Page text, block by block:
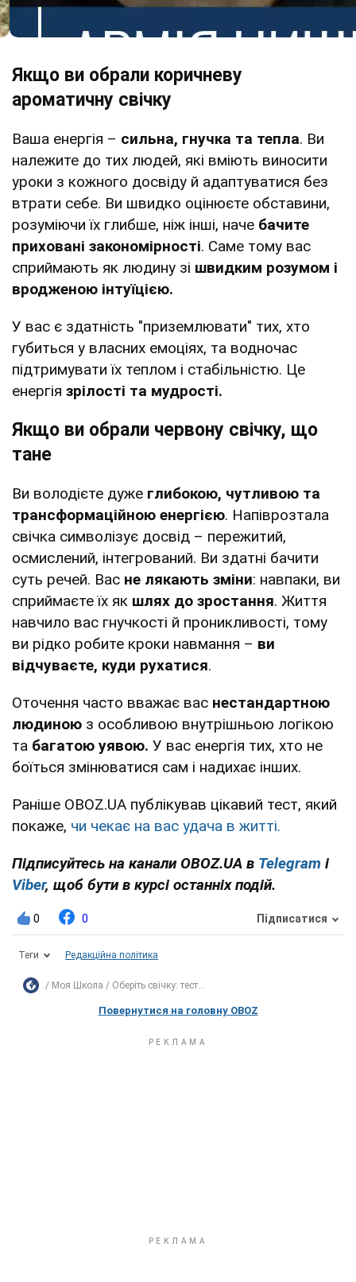
Якщо ви обрали коричневу
ароматичну свічку
Ваша енергія – сильна, гнучка та тепла. Ви
належите до тих людей, які вміють виносити
уроки з кожного досвіду й адаптуватися без
втрати себе. Ви швидко оцінюєте обставини,
розуміючи їх глибше, ніж інші, наче бачите
приховані закономірності. Саме тому вас
сприймають як людину зі швидким розумом і
вродженою інтуїцією.
У вас є здатність "приземлювати" тих, хто
губиться у власних емоціях, та водночас
підтримувати їх теплом і стабільністю. Це
енергія зрілості та мудрості.
Якщо ви обрали червону свічку, що
тане
Ви володієте дуже глибокою, чутливою та
трансформаційною енергією. Напіврозтала
свічка символізує досвід – пережитий,
осмислений, інтегрований. Ви здатні бачити
суть речей. Вас не лякають зміни: навпаки, ви
сприймаєте їх як шлях до зростання. Життя
навчило вас гнучкості й проникливості, тому
ви рідко робите кроки навмання – ви
відчуваєте, куди рухатися.
Оточення часто вважає вас нестандартною
людиною з особливою внутрішньою логікою
та багатою уявою. У вас енергія тих, хто не
боїться змінюватися сам і надихає інших.
Раніше OBOZ.UA публікував цікавий тест, який
покаже, чи чекає на вас удача в житті.
Підписуйтесь на канали OBOZ.UA в Telegram і
Viber, щоб бути в курсі останніх подій.
0 0 Підписатися
Теги Редакційна політика
Моя Школа Оберіть свічку: тест...
Повернутися на головну OBOZ